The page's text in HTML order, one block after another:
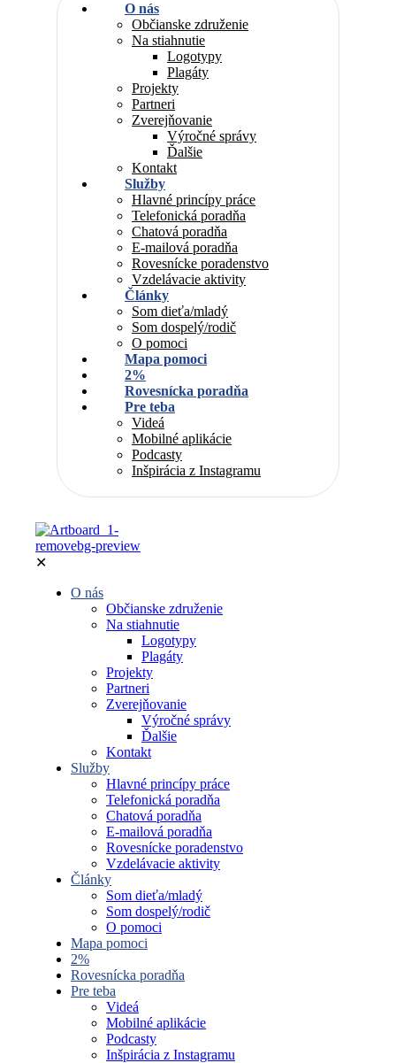
O nás
Občianske združenie
Na stiahnutie
Logotypy
Plagáty
Projekty
Partneri
Zverejňovanie
Výročné správy
Ďalšie
Kontakt
Služby
Hlavné princípy práce
Telefonická poradňa
Chatová poradňa
E-mailová poradňa
Rovesnícke poradenstvo
Vzdelávacie aktivity
Články
Som dieťa/mladý
Som dospelý/rodič
O pomoci
Mapa pomoci
2%
Rovesnícka poradňa
Pre teba
Videá
Mobilné aplikácie
Podcasty
Inšpirácia z Instagramu
✕
O nás
Občianske združenie
Na stiahnutie
Logotypy
Plagáty
Projekty
Partneri
Zverejňovanie
Výročné správy
Ďalšie
Kontakt
Služby
Hlavné princípy práce
Telefonická poradňa
Chatová poradňa
E-mailová poradňa
Rovesnícke poradenstvo
Vzdelávacie aktivity
Články
Som dieťa/mladý
Som dospelý/rodič
O pomoci
Mapa pomoci
2%
Rovesnícka poradňa
Pre teba
Videá
Mobilné aplikácie
Podcasty
Inšpirácia z Instagramu